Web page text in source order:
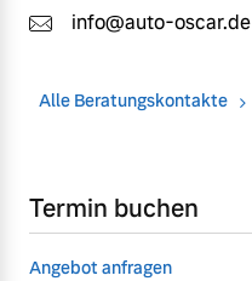
info@auto-oscar.de
Alle Beratungskontakte
Termin buchen
Angebot anfragen